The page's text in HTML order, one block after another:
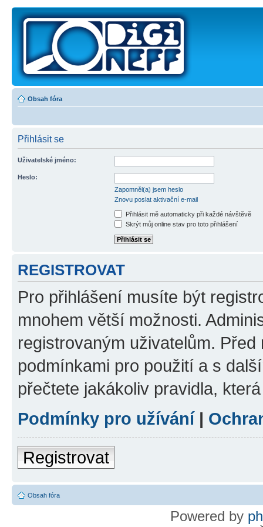
Obsah fóra
Přihlásit se
Uživatelské jméno:
Heslo:
Zapomněl(a) jsem heslo
Znovu poslat aktivační e-mail
Přihlásit mě automaticky při každé návštěvě
Skrýt můj online stav pro toto přihlášení
REGISTROVAT
Pro přihlášení musíte být
mnohem větší možnosti.
registrovaným uživatelům.
podmínkami pro použití a s
přečtete jakákoliv pravidla,
Podmínky pro užívání|
Registrovat
Obsah fóra
Powered by